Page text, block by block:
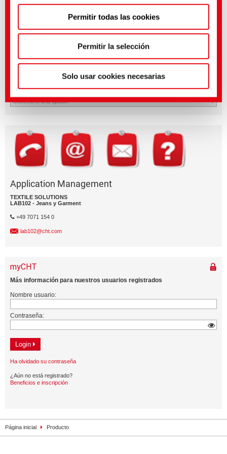
Puedes hacer ajustes más precisos aquí o en nuestra
política de privacidad.(Impresión)
Permitir todas las cookies
Permitir la selección
Solo usar cookies necesarias
¿Tienes preguntas sobre las caracterí­sticas o la aplicación del
Enví­e un email al segment de negocio relevante.
Application Management
TEXTILE SOLUTIONS
LAB102 - Jeans y Garment
+49 7071 154 0
lab102@cht.com
Página inicial Producto